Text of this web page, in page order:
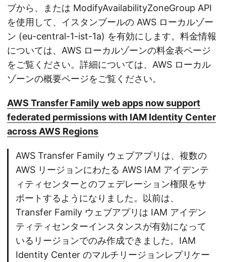
ブから、または ModifyAvailabilityZoneGroup API
を使用して、イスタンブールの AWS ローカルゾー
ン (eu-central-1-ist-1a) を有効にします。料金情報
については、AWS ローカルゾーンの料金表ページ
をご覧ください。詳細については、AWS ローカル
ゾーンの概要ページをご覧ください。
AWS Transfer Family web apps now support
federated permissions with IAM Identity Center
across AWS Regions
AWS Transfer Family ウェブアプリは、複数の
AWS リージョンにわたる AWS IAM アイデンテ
ィティセンターとのフェデレーション権限をサ
ポートするようになりました。以前は、
Transfer Family ウェブアプリは IAM アイデン
ティティセンターインスタンスが有効になって
いるリージョンでのみ作成できました。IAM
Identity Center のマルチリージョンレプリケー